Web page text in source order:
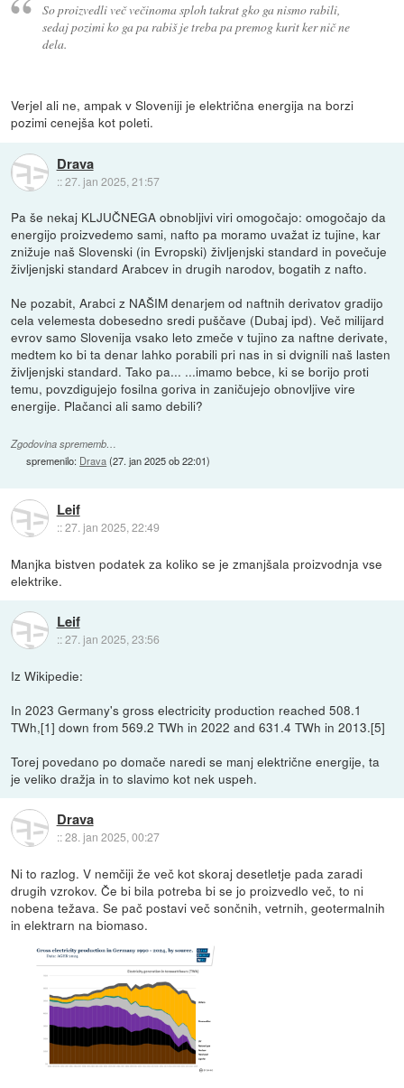
So proizvedli več večinoma sploh takrat gko ga nismo rabili,
sedaj pozimi ko ga pa rabiš je treba pa premog kurit ker nič ne
dela.
Verjel ali ne, ampak v Sloveniji je električna energija na borzi
pozimi cenejša kot poleti.
Drava
::27. jan 2025, 21:57
Pa še nekaj KLJUČNEGA obnobljivi viri omogočajo: omogočajo da
energijo proizvedemo sami, nafto pa moramo uvažat iz tujine, kar
znižuje naš Slovenski (in Evropski) življenjski standard in povečuje
življenjski standard Arabcev in drugih narodov, bogatih z nafto.
Ne pozabit, Arabci z NAŠIM denarjem od naftnih derivatov gradijo
cela velemesta dobesedno sredi puščave (Dubaj ipd). Več milijard
evrov samo Slovenija vsako leto zmeče v tujino za naftne derivate,
medtem ko bi ta denar lahko porabili pri nas in si dvignili naš lasten
življenjski standard. Tako pa... ...imamo bebce, ki se borijo proti
temu, povzdigujejo fosilna goriva in zaničujejo obnovljive vire
energije. Plačanci ali samo debili?
Zgodovina sprememb…
spremenilo: Drava(27. jan 2025 ob 22:01)
Leif
::27. jan 2025, 22:49
Manjka bistven podatek za koliko se je zmanjšala proizvodnja vse
elektrike.
Leif
::27. jan 2025, 23:56
Iz Wikipedie:
In 2023 Germany's gross electricity production reached 508.1
TWh,[1] down from 569.2 TWh in 2022 and 631.4 TWh in 2013.[5]
Torej povedano po domače naredi se manj električne energije, ta
je veliko dražja in to slavimo kot nek uspeh.
Drava
::28. jan 2025, 00:27
Ni to razlog. V nemčiji že več kot skoraj desetletje pada zaradi
drugih vzrokov. Če bi bila potreba bi se jo proizvedlo več, to ni
nobena težava. Se pač postavi več sončnih, vetrnih, geotermalnih
in elektrarn na biomaso.